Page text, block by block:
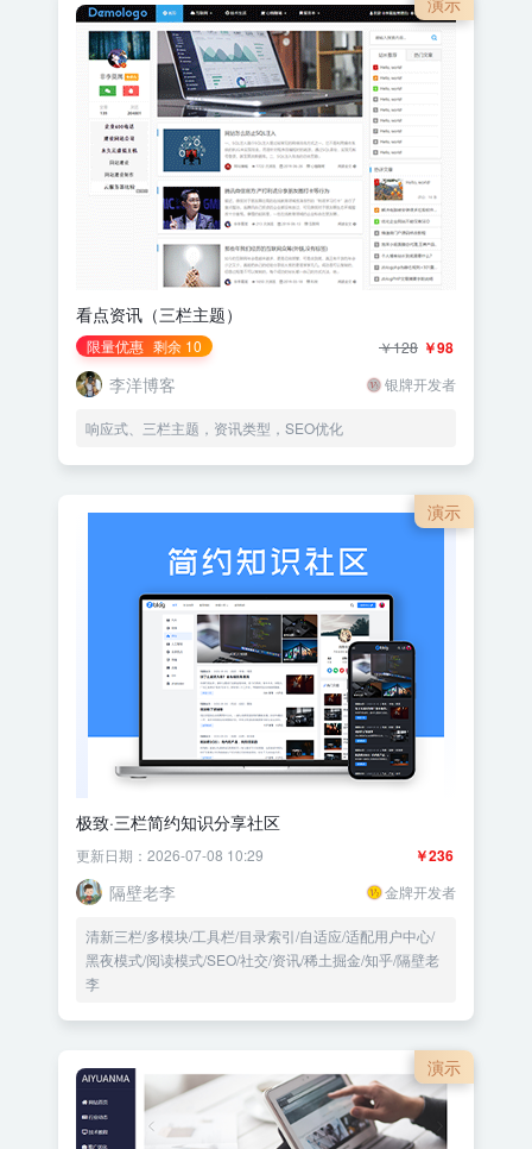
看点资讯（三栏主题）
限量优惠 剩余 10 ￥98
￥128
李洋博客 银牌开发者
响应式、三栏主题，资讯类型，SEO优化
演示
极致·三栏简约知识分享社区
￥236
更新日期：2026-07-08 10:29
隔壁老李 金牌开发者
清新三栏/多模块/工具栏/目录索引/自适应/适配用户中心/
黑夜模式/阅读模式/SEO/社交/资讯/稀土掘金/知乎/隔壁老
李
演示